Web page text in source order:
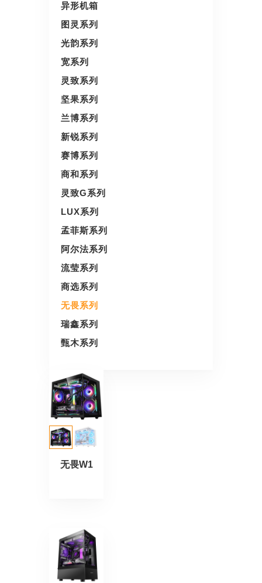
异形机箱
图灵系列
光韵系列
宽系列
灵致系列
坚果系列
兰博系列
新锐系列
赛博系列
商和系列
灵致G系列
LUX系列
孟菲斯系列
阿尔法系列
流莹系列
商选系列
无畏系列
瑞鑫系列
甄木系列
无畏W1